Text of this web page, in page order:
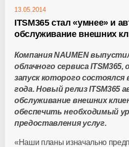
13.05.2014
ITSM365 стал «умнее» и
обслуживание внешних
Компания NAUMEN
облачного сервиса
запуск которого состоялся
года. Новый релиз ITSM365
обслуживание внешних
обеспечить необходимый
предоставления услуг.
«Наши планы изначально